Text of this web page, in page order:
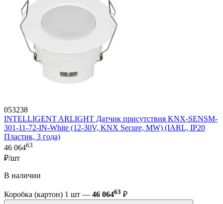
053238
INTELLIGENT ARLIGHT Датчик присутствия KNX-SENSM-
301-11-72-IN-White (12-30V, KNX Secure, MW) (IARL, IP20
Пластик, 3 года)
46 06463
₽/шт
В наличии
Коробка (картон) 1 шт — 46 06463 ₽